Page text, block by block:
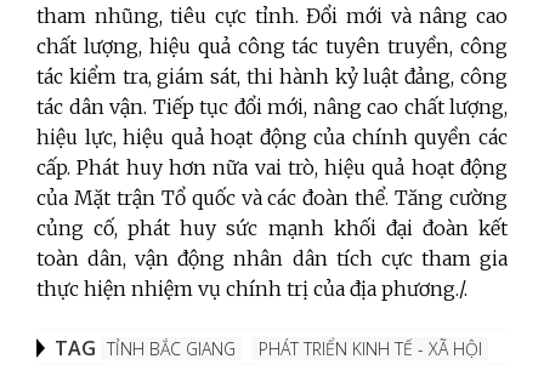
tham nhũng, tiêu cực tỉnh. Đổi mới và nâng cao
chất lượng, hiệu quả công tác tuyên truyền, công
tác kiểm tra, giám sát, thi hành kỷ luật đảng, công
tác dân vận. Tiếp tục đổi mới, nâng cao chất lượng,
hiệu lực, hiệu quả hoạt động của chính quyền các
cấp. Phát huy hơn nữa vai trò, hiệu quả hoạt động
của Mặt trận Tổ quốc và các đoàn thể. Tăng cường
củng cố, phát huy sức mạnh khối đại đoàn kết
toàn dân, vận động nhân dân tích cực tham gia
thực hiện nhiệm vụ chính trị của địa phương./.
TAG TỈNH BẮC GIANG PHÁT TRIỂN KINH TẾ - XÃ HỘI